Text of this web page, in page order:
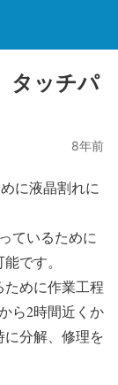
タッチパ
8年前
に液晶割れに
ているために
です。
めに作業工程
ら2時間近くか
分解、修理を